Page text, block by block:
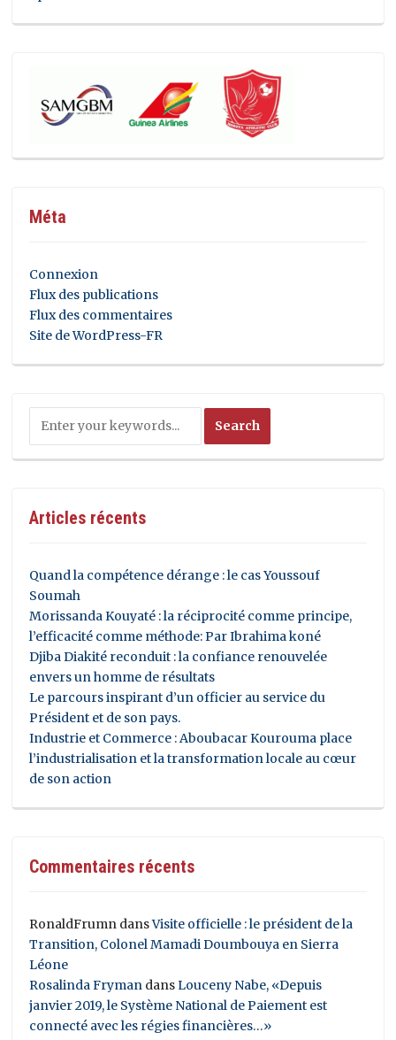
Méta
Connexion
Flux des publications
Flux des commentaires
Site de WordPress-FR
Articles récents
Quand la compétence dérange : le cas Youssouf
Soumah
Morissanda Kouyaté : la réciprocité comme principe,
l’efficacité comme méthode: Par Ibrahima koné
Djiba Diakité reconduit : la confiance renouvelée
envers un homme de résultats
Le parcours inspirant d’un officier au service du
Président et de son pays.
Industrie et Commerce : Aboubacar Kourouma place
l’industrialisation et la transformation locale au cœur
de son action
Commentaires récents
RonaldFrumn dansVisite officielle : le président de la
Transition, Colonel Mamadi Doumbouya en Sierra
Léone
Rosalinda Fryman dansLouceny Nabe, «Depuis
janvier 2019, le Système National de Paiement est
connecté avec les régies financières…»